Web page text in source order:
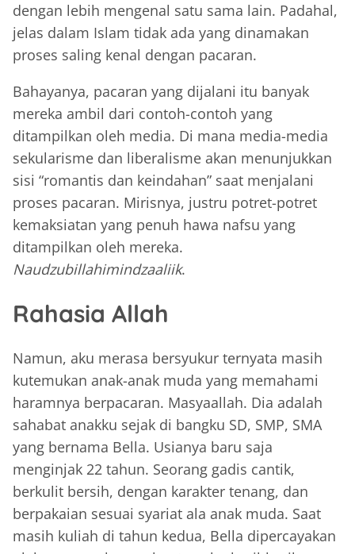
dengan lebih mengenal satu sama lain. Padahal,
jelas dalam Islam tidak ada yang dinamakan
proses saling kenal dengan pacaran.
Bahayanya, pacaran yang dijalani itu banyak
mereka ambil dari contoh-contoh yang
ditampilkan oleh media. Di mana media-media
sekularisme dan liberalisme akan menunjukkan
sisi “romantis dan keindahan” saat menjalani
proses pacaran. Mirisnya, justru potret-potret
kemaksiatan yang penuh hawa nafsu yang
ditampilkan oleh mereka.
Naudzubillahimindzaaliik.
Rahasia Allah
Namun, aku merasa bersyukur ternyata masih
kutemukan anak-anak muda yang memahami
haramnya berpacaran. Masyaallah. Dia adalah
sahabat anakku sejak di bangku SD, SMP, SMA
yang bernama Bella. Usianya baru saja
menginjak 22 tahun. Seorang gadis cantik,
berkulit bersih, dengan karakter tenang, dan
berpakaian sesuai syariat ala anak muda. Saat
masih kuliah di tahun kedua, Bella dipercayakan